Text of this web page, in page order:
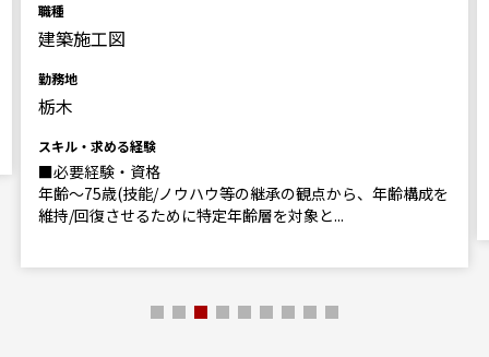
職種
建築施工図
勤務地
栃木
スキル・求める経験
■必要経験・資格
年齢～75歳(技能/ノウハウ等の継承の観点から、年齢構成を
維持/回復させるために特定年齢層を対象と...